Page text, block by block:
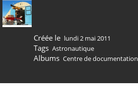
Créée le lundi 2 mai 2011
Tags Astronautique
Albums Centre de documentation